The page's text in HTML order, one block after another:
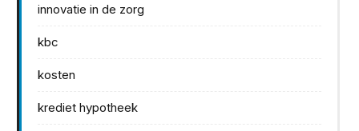
innovatie in de zorg
kbc
kosten
krediet hypotheek